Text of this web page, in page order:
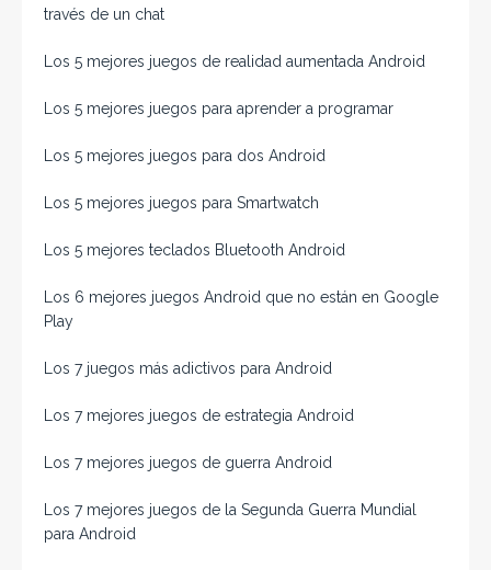
través de un chat
Los 5 mejores juegos de realidad aumentada Android
Los 5 mejores juegos para aprender a programar
Los 5 mejores juegos para dos Android
Los 5 mejores juegos para Smartwatch
Los 5 mejores teclados Bluetooth Android
Los 6 mejores juegos Android que no están en Google
Play
Los 7 juegos más adictivos para Android
Los 7 mejores juegos de estrategia Android
Los 7 mejores juegos de guerra Android
Los 7 mejores juegos de la Segunda Guerra Mundial
para Android